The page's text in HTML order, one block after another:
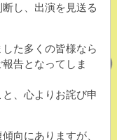
し、出演を見送る
た多くの皆様なら
告となってしま
、心よりお詫び申
向にありますが、